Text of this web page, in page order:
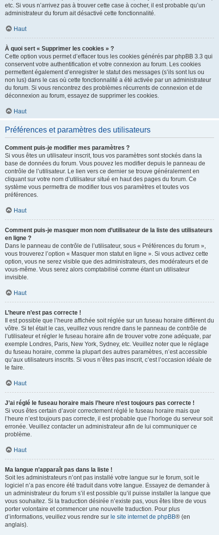
etc. Si vous n’arrivez pas à trouver cette case à cocher, il est probable qu’un
administrateur du forum ait désactivé cette fonctionnalité.
Haut
À quoi sert « Supprimer les cookies » ?
Cette option vous permet d’effacer tous les cookies générés par phpBB 3.3 qui
conservent votre authentification et votre connexion au forum. Les cookies
permettent également d’enregistrer le statut des messages (s’ils sont lus ou
non lus) dans le cas où cette fonctionnalité a été activée par un administrateur
du forum. Si vous rencontrez des problèmes récurrents de connexion et de
déconnexion au forum, essayez de supprimer les cookies.
Haut
Préférences et paramètres des utilisateurs
Comment puis-je modifier mes paramètres ?
Si vous êtes un utilisateur inscrit, tous vos paramètres sont stockés dans la
base de données du forum. Vous pouvez les modifier depuis le panneau de
contrôle de l’utilisateur. Le lien vers ce dernier se trouve généralement en
cliquant sur votre nom d’utilisateur situé en haut des pages du forum. Ce
système vous permettra de modifier tous vos paramètres et toutes vos
préférences.
Haut
Comment puis-je masquer mon nom d’utilisateur de la liste des utilisateurs
en ligne ?
Dans le panneau de contrôle de l’utilisateur, sous « Préférences du forum »,
vous trouverez l’option « Masquer mon statut en ligne ». Si vous activez cette
option, vous ne serez visible que des administrateurs, des modérateurs et de
vous-même. Vous serez alors comptabilisé comme étant un utilisateur
invisible.
Haut
L’heure n’est pas correcte !
Il est possible que l’heure affichée soit réglée sur un fuseau horaire différent du
vôtre. Si tel était le cas, veuillez vous rendre dans le panneau de contrôle de
l’utilisateur et régler le fuseau horaire afin de trouver votre zone adéquate, par
exemple Londres, Paris, New York, Sydney, etc. Veuillez noter que le réglage
du fuseau horaire, comme la plupart des autres paramètres, n’est accessible
qu’aux utilisateurs inscrits. Si vous n’êtes pas inscrit, c’est l’occasion idéale de
le faire.
Haut
J’ai réglé le fuseau horaire mais l’heure n’est toujours pas correcte !
Si vous êtes certain d’avoir correctement réglé le fuseau horaire mais que
l’heure n’est toujours pas correcte, il est probable que l’horloge du serveur soit
erronée. Veuillez contacter un administrateur afin de lui communiquer ce
problème.
Haut
Ma langue n’apparaît pas dans la liste !
Soit les administrateurs n’ont pas installé votre langue sur le forum, soit le
logiciel n’a pas encore été traduit dans votre langue. Essayez de demander à
un administrateur du forum s’il est possible qu’il puisse installer la langue que
vous souhaitez. Si la traduction désirée n’existe pas, vous êtes libre de vous
porter volontaire et commencer une nouvelle traduction. Pour plus
d’informations, veuillez vous rendre sur le site internet de phpBB® (en
anglais).